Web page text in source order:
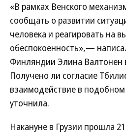
«В рамках Венского
сообщать о развитии
человека и реагировать на
обеспокоенность»,—
Финляндии Элина Валтонен
Получено ли согласие
взаимодействие в
уточнила.
Накануне в Грузии прошла